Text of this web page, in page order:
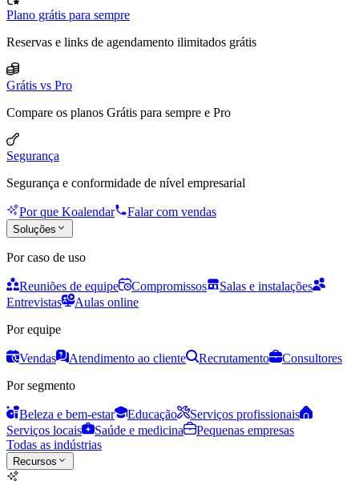
Plano grátis para sempre
Reservas e links de agendamento ilimitados grátis
Grátis vs Pro
Compare os planos Grátis para sempre e Pro
Segurança
Segurança e conformidade de nível empresarial
Por que Koalendar Falar com vendas
Soluções
Por caso de uso
Reuniões de equipe Compromissos
Salas e instalações
Entrevistas
Aulas online
Por equipe
Vendas Atendimento ao cliente Recrutamento
Consultores
Por segmento
Beleza e bem-estar Educação
Serviços profissionais
Serviços locais
Saúde e medicina
Pequenas empresas
Todas as indústrias
Recursos